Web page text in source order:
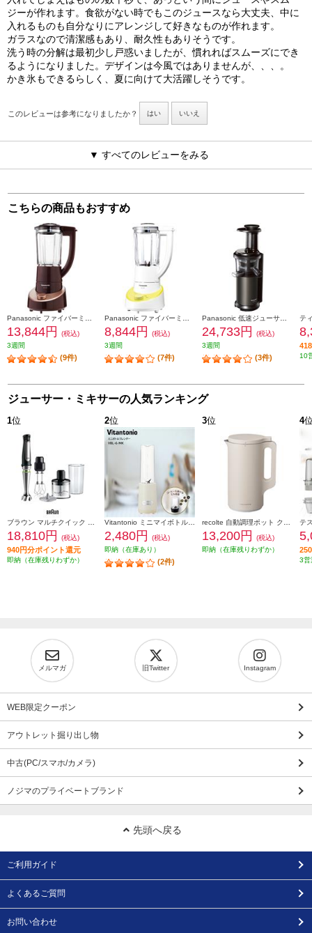
ジーが作れます。食欲がない時でもこのジュースなら大丈夫、中に
入れるものも自分なりにアレンジして好きなものが作れます。
ガラスなので清潔感もあり、耐久性もありそうです。
洗う時の分解は最初少し戸惑いましたが、慣れればスムーズにでき
るようになりました。デザインは今風ではありませんが、、、。
かき氷もできるらしく、夏に向けて大活躍しそうです。
このレビューは参考になりましたか？ はい いいえ
▼ すべてのレビューをみる
こちらの商品もおすすめ
13,844円
(税込)
3週間
(9件)
8,844円
(税込)
3週間
(7件)
24,733円
(税込)
3週間
(3件) 10
ジューサー・ミキサーの人気ランキング
1位
18,810円 (税込)
940円分ポイント還元
即納（在庫残りわずか）
2位
2,480円
(税込)
即納（在庫あり）
(2件)
3位
13,200円
(税込)
即納（在庫残りわずか）
4
3営
メルマガ 旧Twitter Instagram
WEB限定クーポン
アウトレット掘り出し物
中古(PC/スマホ/カメラ)
ノジマのプライベートブランド
先頭へ戻る
ご利用ガイド
よくあるご質問
お問い合わせ